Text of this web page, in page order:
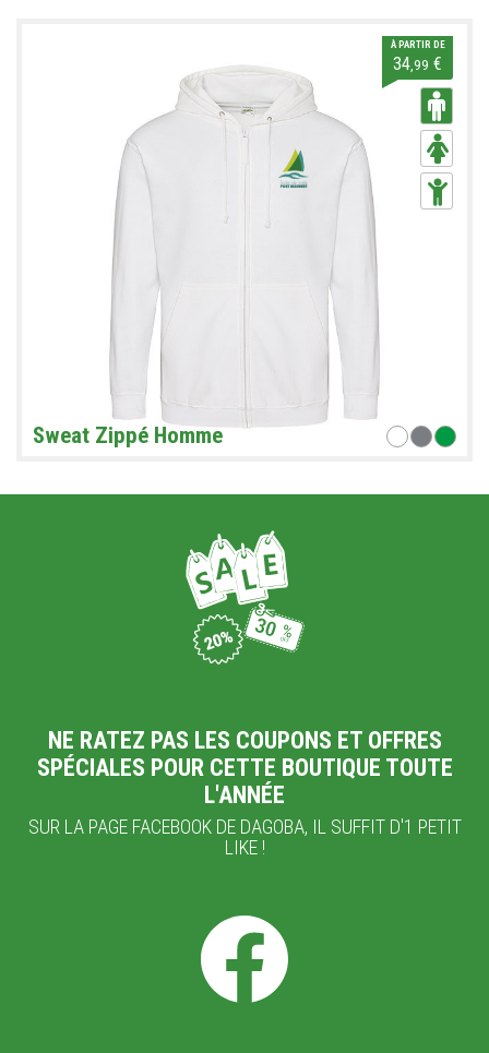
À PARTIR DE
34 ,99 €
Sweat Zippé Homme
NE RATEZ PAS LES COUPONS ET OFFRES
SPÉCIALES POUR CETTE BOUTIQUE TOUTE
L'ANNÉE
SUR LA PAGE FACEBOOK DE DAGOBA, IL SUFFIT D'1 PETIT
LIKE !